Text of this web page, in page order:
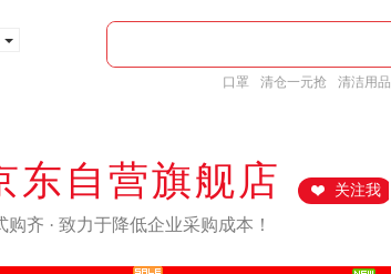
口罩 清仓一元抢 清洁用品
东自营旗舰店
购齐 · 致力于降低企业采购成本！
关注我